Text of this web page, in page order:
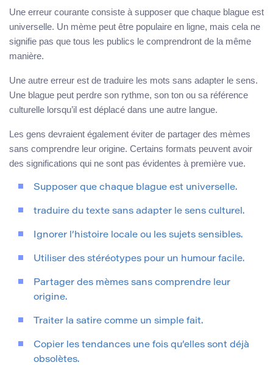
Une erreur courante consiste à supposer que chaque blague est
universelle. Un mème peut être populaire en ligne, mais cela ne
signifie pas que tous les publics le comprendront de la même
manière.
Une autre erreur est de traduire les mots sans adapter le sens.
Une blague peut perdre son rythme, son ton ou sa référence
culturelle lorsqu’il est déplacé dans une autre langue.
Les gens devraient également éviter de partager des mèmes
sans comprendre leur origine. Certains formats peuvent avoir
des significations qui ne sont pas évidentes à première vue.
Supposer que chaque blague est universelle.
traduire du texte sans adapter le sens culturel.
Ignorer l’histoire locale ou les sujets sensibles.
Utiliser des stéréotypes pour un humour facile.
Partager des mèmes sans comprendre leur
origine.
Traiter la satire comme un simple fait.
Copier les tendances une fois qu’elles sont déjà
obsolètes.